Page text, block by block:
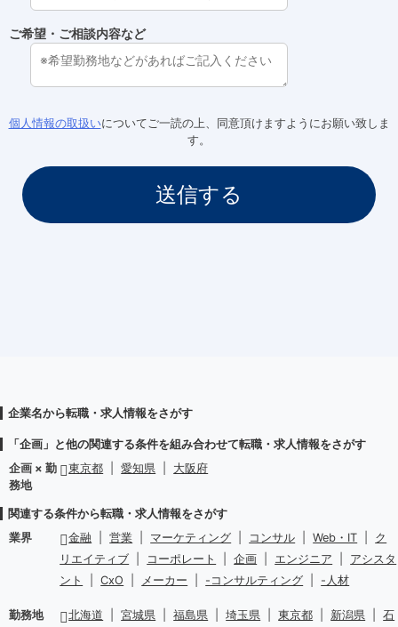
ご希望・ご相談内容など
個人情報の取扱いについてご一読の上、同意頂けますようにお願い致しま
す。
企業名から転職・求人情報をさがす
「企画」と他の関連する条件を組み合わせて転職・求人情報をさがす
企画 × 勤
務地
東京都 愛知県 大阪府
関連する条件から転職・求人情報をさがす
業界
金融 営業 マーケティング コンサル Web・IT
ク
リエイティブ
コーポレート 企画 エンジニア
アシスタ
ント
CxO メーカー -コンサルティング -人材
勤務地 北海道 宮城県 福島県 埼玉県 東京都 新潟県 石